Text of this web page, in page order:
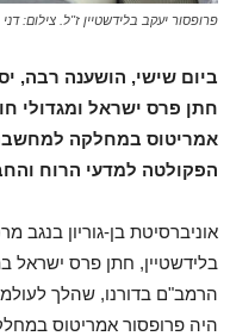
פרופסור יעקב בלידשטיין ז"ל. צילום:
ביום שישי, הושענה רבה,
חתן פרס ישראל ומגדולי
אמריטוס במחלקה
הפקולטה למדעי הרוח
אוניברסיטת בן-גוריון בנגב
בלידשטיין, חתן פרס ישראל
היה פרופסור אמריטוס במחלקה